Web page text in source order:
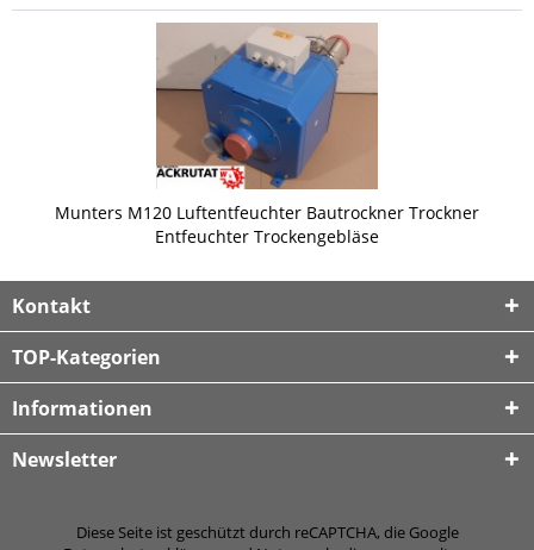
Munters M120 Luftentfeuchter Bautrockner Trockner
Entfeuchter Trockengebläse
Kontakt
TOP-Kategorien
Informationen
Newsletter
Diese Seite ist geschützt durch reCAPTCHA, die Google